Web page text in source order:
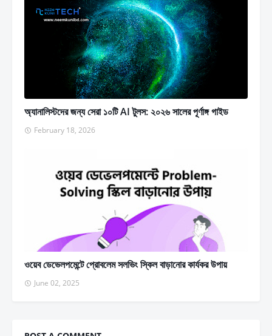
অ্যানালিস্টদের জন্য সেরা ১০টি AI টুলস: ২০২৬ সালের পূর্ণাঙ্গ গাইড
February 18, 2026
ওয়েব ডেভেলপমেন্টে প্রোবলেম সলভিং স্কিল বাড়ানোর কার্যকর উপায়
June 02, 2025